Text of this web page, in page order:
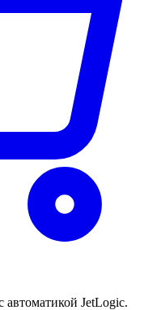
автоматикой JetLogic.